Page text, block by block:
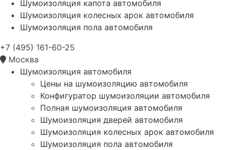
Шумоизоляция капота автомобиля
Шумоизоляция колесных арок автомобиля
Шумоизоляция пола автомобиля
+7 (495) 161-60-25
Москва
Шумоизоляция автомобиля
Цены на шумоизоляцию автомобиля
Конфигуратор шумоизоляции автомобиля
Полная шумоизоляция автомобиля
Шумоизоляция дверей автомобиля
Шумоизоляция колесных арок автомобиля
Шумоизоляция пола автомобиля